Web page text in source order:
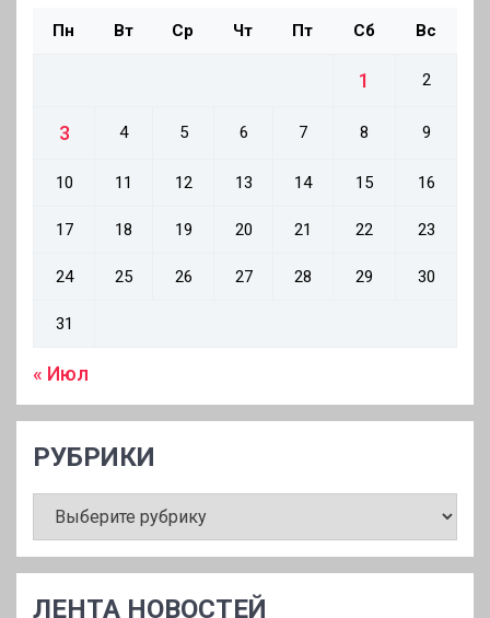
Пн Вт Ср Чт Пт Сб Вс
1 2
3 4 5 6 7 8 9
10 11 12 13 14 15 16
17 18 19 20 21 22 23
24 25 26 27 28 29 30
31
« Июл
РУБРИКИ
ЛЕНТА НОВОСТЕЙ